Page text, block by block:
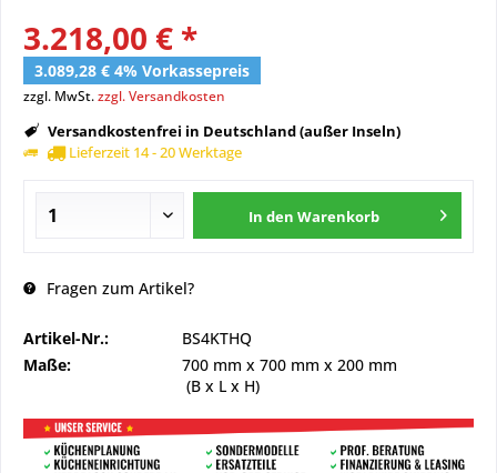
3.218,00 € *
3.089,28 € 4% Vorkassepreis
zzgl. MwSt.zzgl. Versandkosten
Versandkostenfrei in Deutschland (außer Inseln)
Lieferzeit 14 - 20 Werktage
In den Warenkorb
Fragen zum Artikel?
Artikel-Nr.:
BS4KTHQ
Maße:
700 mm x 700 mm x 200 mm
(B x L x H)